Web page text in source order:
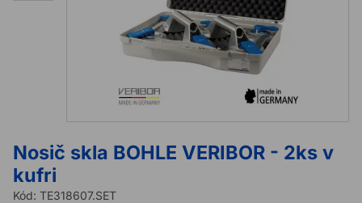
Nosič skla BOHLE VERIBOR - 2ks v
kufri
Kód: TE318607.SET